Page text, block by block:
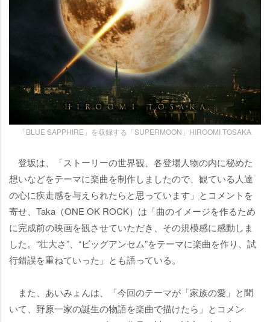
「BLUE SAPPHIRE」を収録する「SUPERMOON」HIROOMI TOSAKA
登坂は、「ストーリーの世界観、各登場人物の内に秘めた
想いなどをテーマに楽曲を制作しましたので、観ている人達
の心に疾走感を与えられたらと思っています」とコメントを
寄せ、Taka（ONE OK ROCK）は「曲のイメージを作るため
に完成前の映画を観させていただき、その規模感に感動しま
した。“壮大さ”、“ビッグアンセム”をテーマに楽曲を作り、試
行錯誤を重ねていった」とも語っている。
また、あいみょんは、「今回のテーマが「家族の愛」と聞
いて、野原一家の誕生の物語を楽曲で描けたら」とコメン